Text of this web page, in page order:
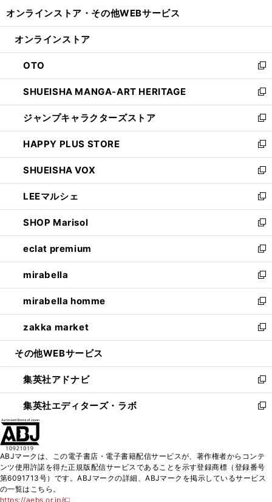
開
ン
ウ
で
開
く
ウ
ン
ド
ウ
で
開
く
オンラインストア・ その他WEBサービス
オンラインストア
OTO
新
し
い
ウ
ィ
ン
ド
ウ
で
開
く
SHUEISHA MANGA-ART HERITAGE
新
し
い
ウ
ィ
ン
ド
ウ
で
開
く
ジャンプキャラクターズストア
新
し
い
ウ
ィ
ン
ド
ウ
で
開
く
HAPPY PLUS STORE
新
し
い
ウ
ィ
ン
ド
ウ
で
開
く
SHUEISHA VOX
新
し
い
ウ
ィ
ン
ド
ウ
で
開
く
LEEマルシェ
新
し
い
ウ
ィ
ン
ド
ウ
で
開
く
SHOP Marisol
新
し
い
ウ
ィ
ン
ド
ウ
で
開
eclat premium
新
し
い
ウ
ィ
ン
ド
ウ
開
く
mirabella
新
し
い
ウ
ィ
ン
ウ
で
開
く
mirabella homme
新
し
い
ウ
ン
ド
ウ
で
zakka market
新
し
ウ
ィ
ン
ド
く
その他WEBサービス
集英社アドナビ
新
し
い
ド
ウ
で
集英社エディターズ・ラボ
新
ィ
ン
ド
ABJマークは、この電子書店・電子書籍配信サービスが、著作権者からコンテ
ンツ使用許諾を得た正規版配信サービスであることを示す登録商標（登録番号
第6091713号）です。ABJマークの詳細、ABJマークを掲示しているサービス
の一覧はこちら。
https://aebs.or.jp/